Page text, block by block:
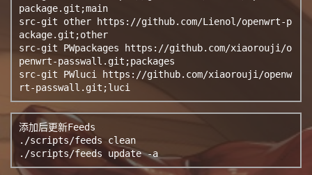
package.git;main
src-git other https://github.com/Lienol/openwrt-p
ackage.git;other
src-git PWpackages https://github.com/xiaorouji/o
penwrt-passwall.git;packages
src-git PWluci https://github.com/xiaorouji/openw
rt-passwall.git;luci
添加后更新Feeds
./scripts/feeds clean
./scripts/feeds update -a